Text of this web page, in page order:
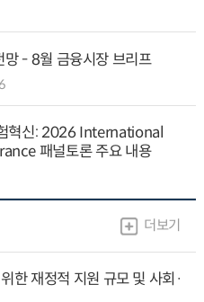
망 - 8월 금융시장 브리프
혁신: 2026 International
패널토론 주요 내용
더보기
한 재정적 지원 규모 및 사회·